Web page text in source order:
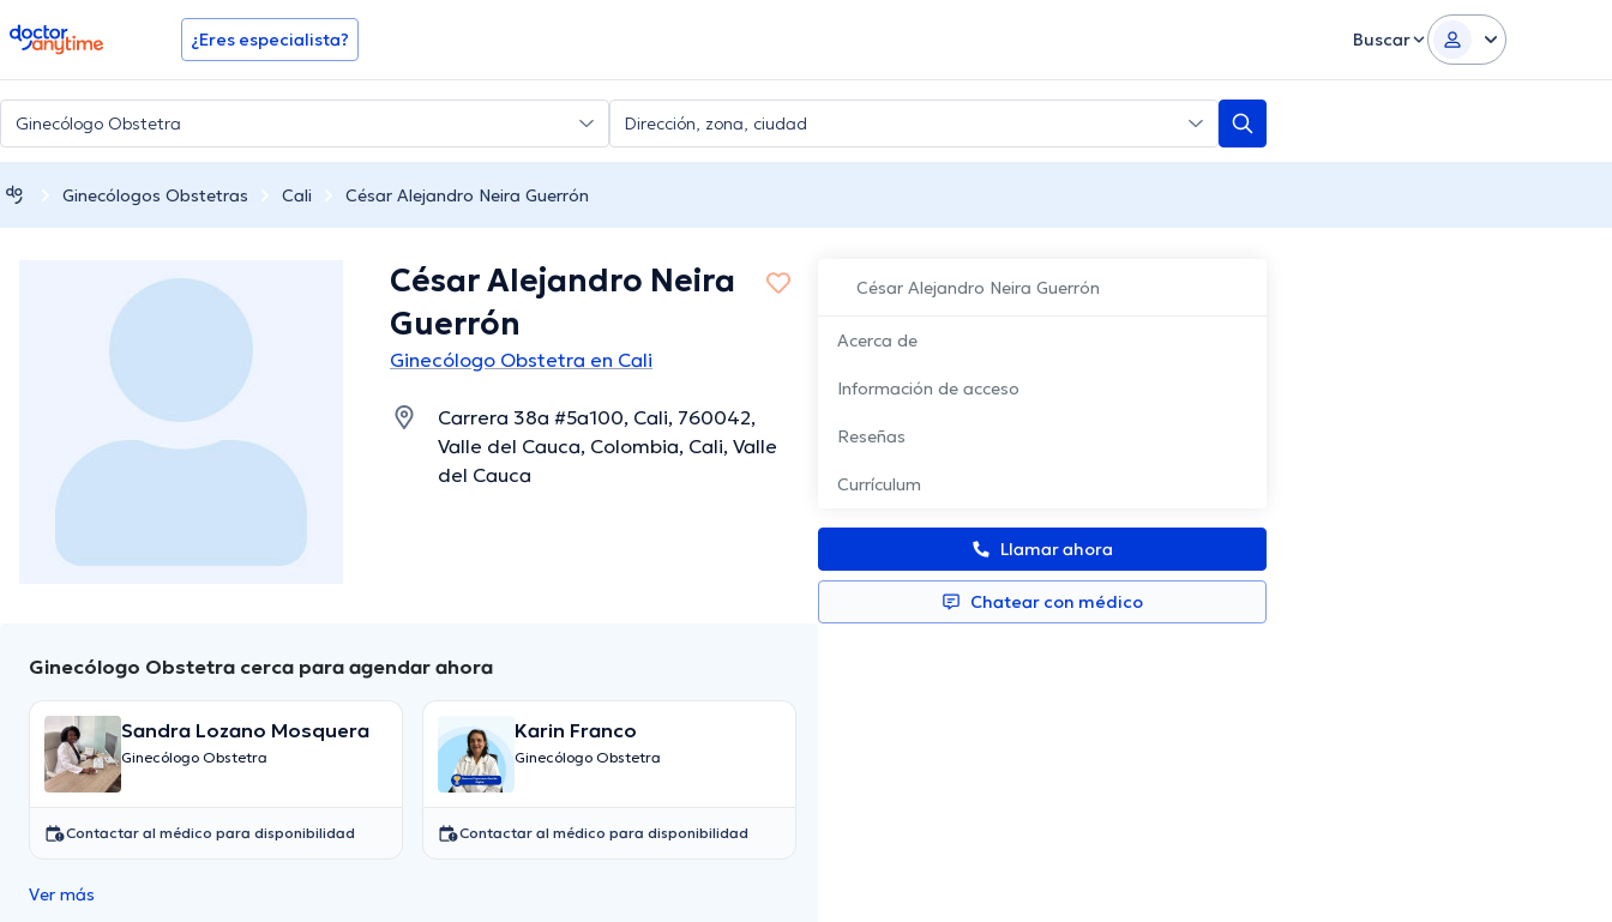
doctoranytime ¿Eres especialista? Buscar
Ginecólogos Obstetras Cali César Alejandro Neira Guerrón
César Alejandro Neira Guerrón
Acerca de
Información de acceso
Reseñas
Currículum
Llamar ahora
Chatear con médico
César Alejandro Neira
Guerrón
Ginecólogo Obstetra en Cali
Carrera 38a #5a100, Cali, 760042,
Valle del Cauca, Colombia, Cali, Valle
del Cauca
Ginecólogo Obstetra cerca para agendar ahora
Sandra Lozano Mosquera
Ginecólogo Obstetra
Contactar al médico para disponibilidad
Karin Franco
Ginecólogo Obstetra
Contactar al médico para disponibilidad
Ver más